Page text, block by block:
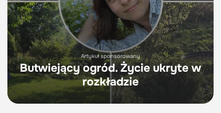
Artykuł sponsorowany
Butwiejący ogród. Życie ukryte w
rozkładzie